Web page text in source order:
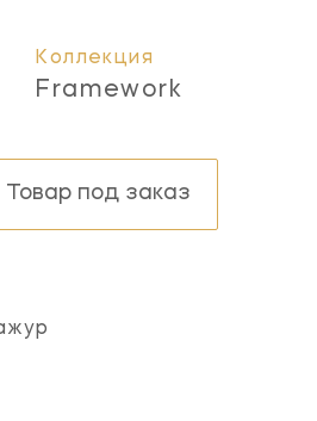
Коллекция
Framework
Товар под заказ